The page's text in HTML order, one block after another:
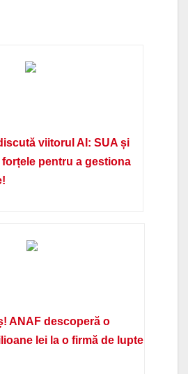
viitorul AI: SUA și
pentru a gestiona
ANAF descoperă o
lei la o firmă de lupte